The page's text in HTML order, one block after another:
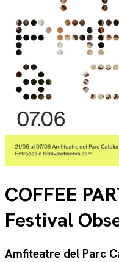
COFFEE
Festival
Amfiteatre del Parc